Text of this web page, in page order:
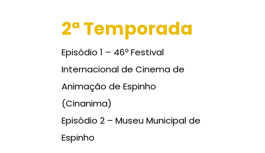
2ª Temporada
Episódio 1 – 46º Festival
Internacional de Cinema de
Animação de Espinho
(Cinanima)
Episódio 2 – Museu Municipal de
Espinho